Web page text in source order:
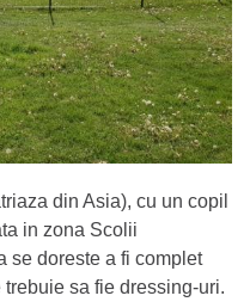
din Asia), cu un copil
in zona Scolii
se doreste a fi complet
sa fie dressing-uri.